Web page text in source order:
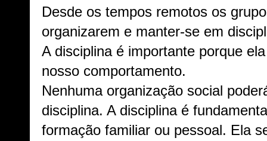
Desde os tempos remotos os
organizarem e manter-se em
A disciplina é importante porque
nosso comportamento.
Nenhuma organização social
disciplina. A disciplina é
formação familiar ou pessoal. Ela